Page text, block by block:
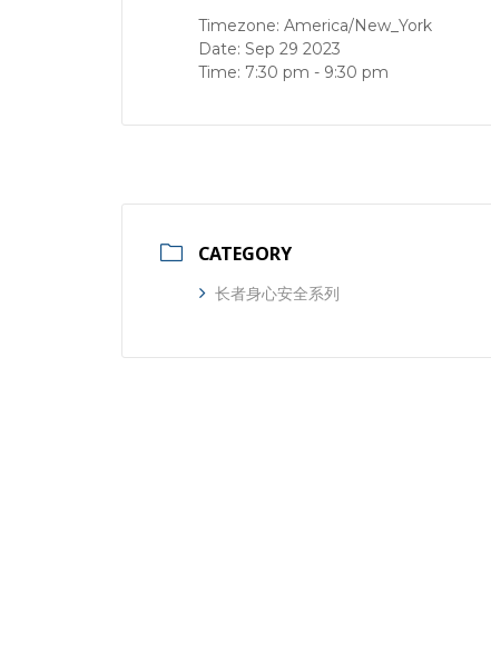
Timezone: America/New_York
Date: Sep 29 2023
Time: 7:30 pm - 9:30 pm
CATEGORY
长者身心安全系列